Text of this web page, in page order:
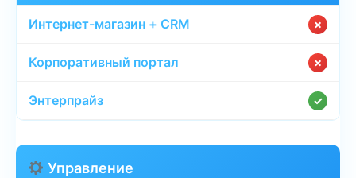
✗
✗
✓
Управление